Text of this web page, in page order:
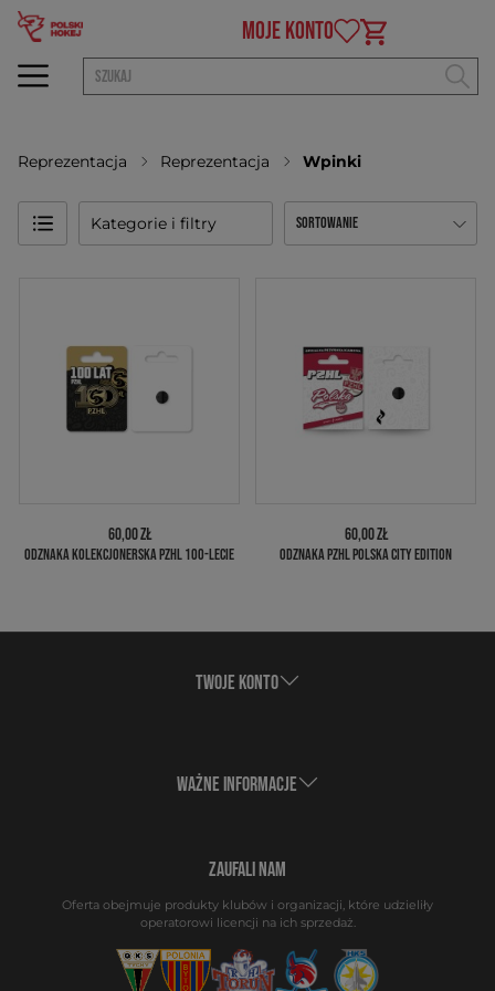
MOJE KONTO
Reprezentacja Reprezentacja Wpinki
Kategorie i filtry Sortowanie
60,00 ZŁ
ODZNAKA KOLEKCJONERSKA PZHL 100-LECIE
60,00 ZŁ
ODZNAKA PZHL POLSKA CITY EDITION
TWOJE KONTO
WAŻNE INFORMACJE
ZAUFALI NAM
Oferta obejmuje produkty klubów i organizacji, które udzieliły
operatorowi licencji na ich sprzedaż.